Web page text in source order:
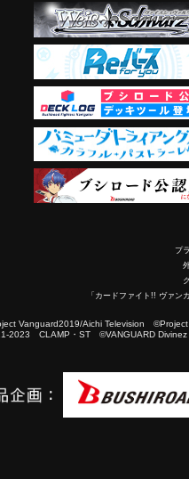
プ
「カードファイト!! ヴァン
Vanguard2019/Aichi Television
2023 CLAMP・ST ©VANGUARD